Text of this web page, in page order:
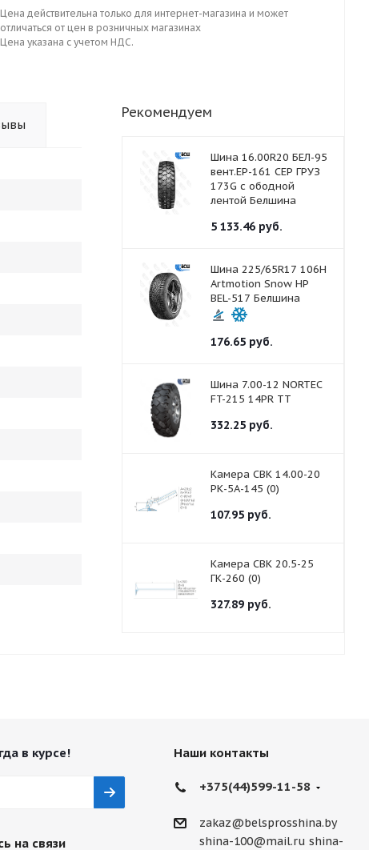
Цена действительна только для интернет-магазина и может
отличаться от цен в розничных магазинах
Цена указана с учетом НДС.
Рекомендуем
Шина 16.00R20 БЕЛ-95
вент.ЕР-161 СЕР ГРУЗ
173G с ободной
лентой Белшина
5 133.46 руб.
Шина 225/65R17 106H
Artmotion Snow HP
BEL-517 Белшина
176.65 руб.
Шина 7.00-12 NORTEC
FT-215 14PR ТТ
332.25 руб.
Камера СВК 14.00-20
РК-5А-145 (0)
107.95 руб.
Камера СВК 20.5-25
ГК-260 (0)
327.89 руб.
в курсе!
на связи
Наши контакты
+375(44)599-11-58
zakaz@belsprosshina.by
shina-100@mail.ru shina-